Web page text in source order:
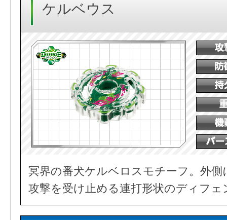
ケルベウス
冥界の番犬ケルベロスモチーフ。外
攻撃を受け止める連打形状のディフ